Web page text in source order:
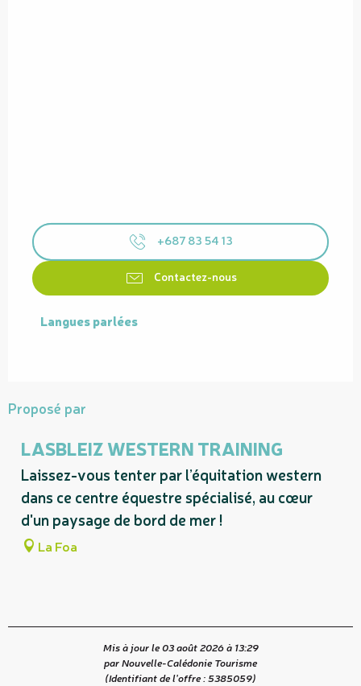
+687 83 54 13
Contactez-nous
Langues parlées
Langues parlées
Proposé par
LASBLEIZ WESTERN TRAINING
Laissez-vous tenter par l’équitation western
dans ce centre équestre spécialisé, au cœur
d'un paysage de bord de mer !
La Foa
Mis à jour le 03 août 2026 à 13:29
par Nouvelle-Calédonie Tourisme
(Identifiant de l'offre :5385059)